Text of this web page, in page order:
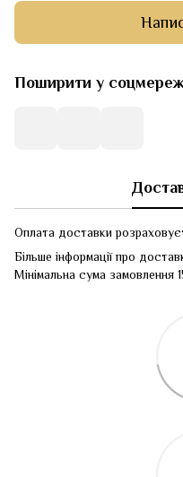
Поширити у
Оплата доставки
Більше інформації про
Мінімальна сума замовлення